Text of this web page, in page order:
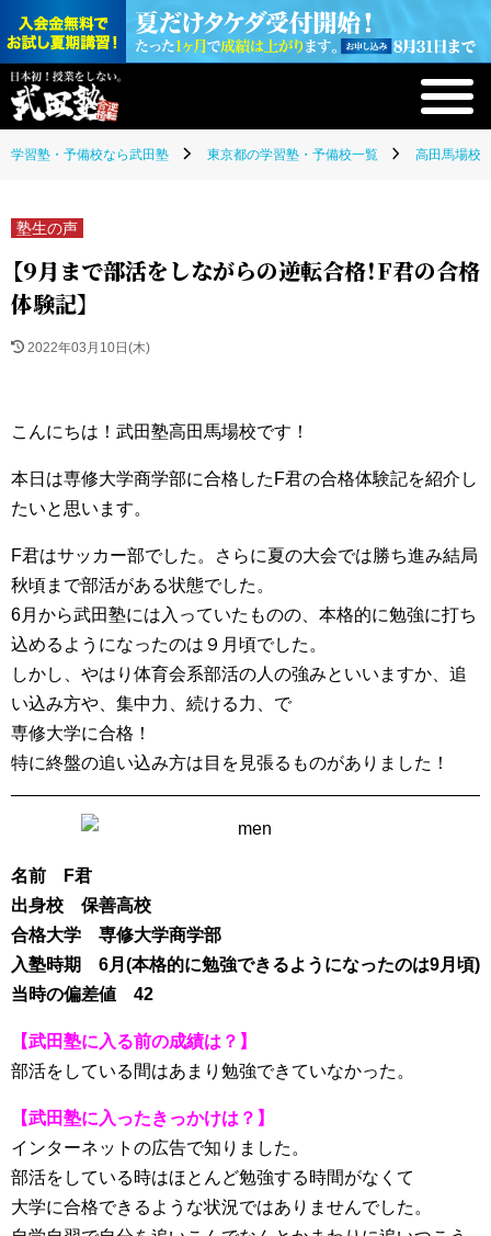
学習塾・予備校なら武田塾 東京都の学習塾・予備校一覧 高田馬場校(
塾生の声
【9月まで部活をしながらの逆転合格！F君の合格
体験記】
2022年03月10日(木)
こんにちは！武田塾高田馬場校です！
本日は専修大学商学部に合格したF君の合格体験記を紹介し
たいと思います。
F君はサッカー部でした。さらに夏の大会では勝ち進み結局
秋頃まで部活がある状態でした。
6月から武田塾には入っていたものの、本格的に勉強に打ち
込めるようになったのは９月頃でした。
しかし、やはり体育会系部活の人の強みといいますか、追
い込み方や、集中力、続ける力、で
専修大学に合格！
特に終盤の追い込み方は目を見張るものがありました！
名前 F君
出身校 保善高校
合格大学 専修大学商学部
入塾時期 6月(本格的に勉強できるようになったのは9月頃)
当時の偏差値 42
【武田塾に入る前の成績は？】
部活をしている間はあまり勉強できていなかった。
【武田塾に入ったきっかけは？】
インターネットの広告で知りました。
部活をしている時はほとんど勉強する時間がなくて
大学に合格できるような状況ではありませんでした。